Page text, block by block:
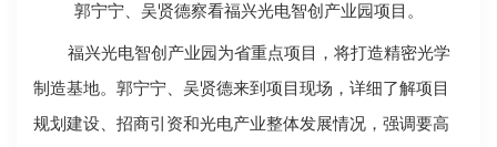
郭宁宁、吴贤德察看福兴光电智创产业园项目。
福兴光电智创产业园为省重点项目，将打造精密光学
制造基地。郭宁宁、吴贤德来到项目现场，详细了解项目
规划建设、招商引资和光电产业整体发展情况，强调要高